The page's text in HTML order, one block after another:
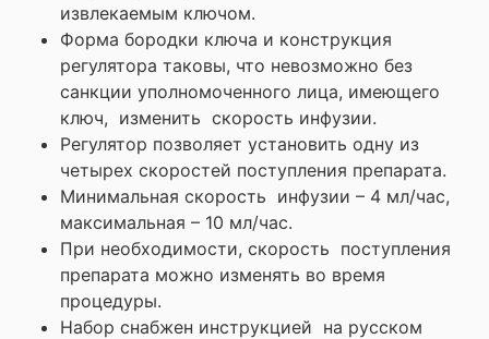
извлекаемым ключом.
Форма бородки ключа и конструкция
регулятора таковы, что невозможно без
санкции уполномоченного лица, имеющего
ключ, изменить скорость инфузии.
Регулятор позволяет установить одну из
четырех скоростей поступления препарата.
Минимальная скорость инфузии – 4 мл/час,
максимальная – 10 мл/час.
При необходимости, скорость поступления
препарата можно изменять во время
процедуры.
Набор снабжен инструкцией на русском